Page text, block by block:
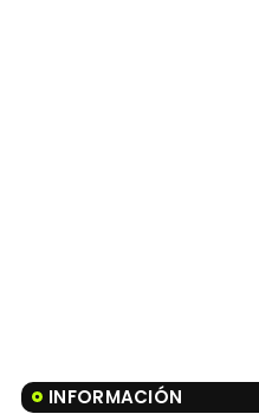
INFORMACIÓN